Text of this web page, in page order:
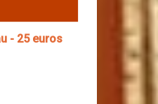
- 25 euros